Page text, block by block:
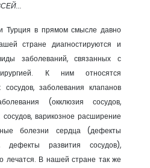
Турция в прямом смысле давно
стране диагностируются и
заболеваний, связанных с
К ним относятся
заболевания клапанов
(окклюзия сосудов,
варикозное расширение
болезни сердца (дефекты
дефекты развития сосудов),
лечатся. В нашей стране так же